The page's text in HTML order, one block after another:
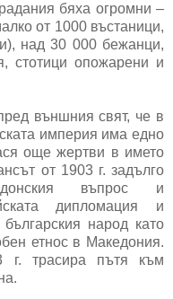
бяха огромни –
от 1000 въстаници,
над 30 000 бежанци,
стотици опожарени и
външния свят, че в
империя има едно
още жертви в името
от 1903 г. задълго
въпрос и
дипломация и
народ като
етнос в Македония.
г. трасира пътя към